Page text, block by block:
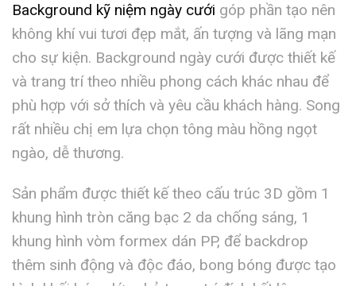
Background kỹ niệm ngày cưới góp phần tạo nên
không khí vui tươi đẹp mắt, ấn tượng và lãng mạn
cho sự kiện. Background ngày cưới được thiết kế
và trang trí theo nhiều phong cách khác nhau để
phù hợp với sở thích và yêu cầu khách hàng. Song
rất nhiều chị em lựa chọn tông màu hồng ngọt
ngào, dễ thương.
Sản phẩm được thiết kế theo cấu trúc 3D gồm 1
khung hình tròn căng bạc 2 da chống sáng, 1
khung hình vòm formex dán PP, để backdrop
thêm sinh động và độc đáo, bong bóng được tạo